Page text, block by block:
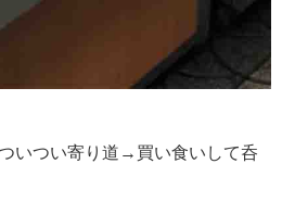
いつい寄り道→買い食いして呑